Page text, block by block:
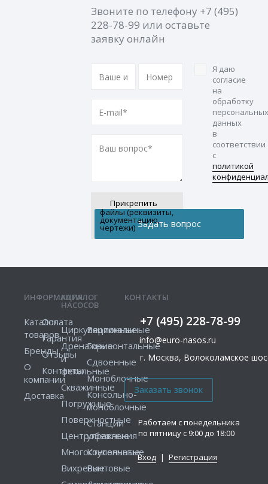
Звоните по телефону +7 (495)
228-78-99 или оставьте
заявку онлайн
Прикрепить
файлы (реквизиты,
документацию,
чертежи)
Я даю
согласие
на
обработку
персональных
данных
в
соответствии
с
политикой
КОНТАКТЫ
+7 (495) 228-78-99
info@euro-nasos.ru
г. Москва, Волоколамское
Работаем с понедельника
по пятницу с 9:00 до 18:00
Вход | Регистрация
ИНФОРМАЦИЯ
Каталог
товаров
Бренды
О
компании
Доставка
Оплата
Гарантия
Отзывы
Контакты
КАТАЛОГ
НАСОСОВ
Циркуляционные
Дренажные
и
фекальные
Скважинные
Погружные
Поверхностные
Центробежные
Многоступенчатые
Вихревые
Вертикальные
Горизонтальные
Сдвоенные
Моноблочные
Консольно-
моноблочные
Станции
управления
Консольные
Винтовые